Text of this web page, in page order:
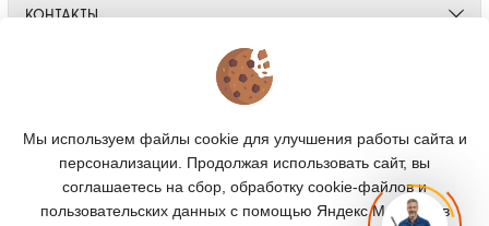
КОНТАКТЫ
ПОДПИСКА
Мы используем файлы cookie для улучшения работы сайта и
персонализации. Продолжая использовать сайт, вы
соглашаетесь на сбор, обработку cookie-файлов и
пользовательских данных с помощью Яндекс.Метрика, в